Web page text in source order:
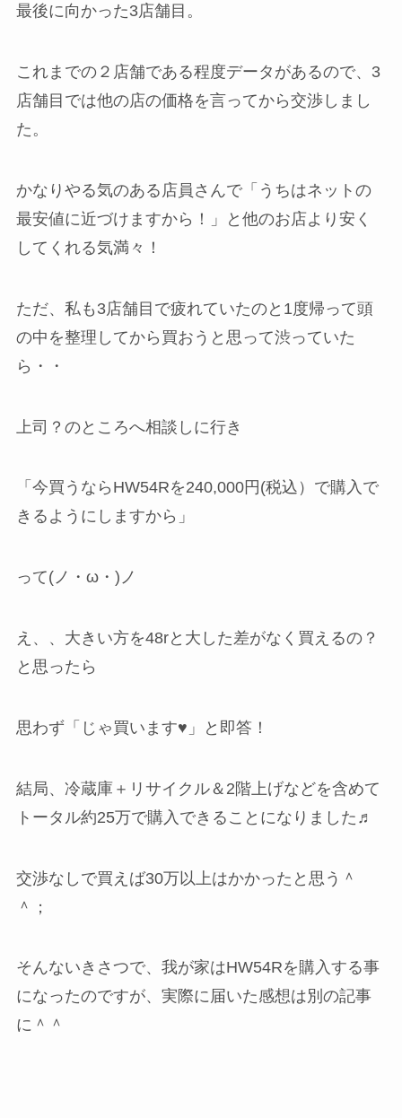
最後に向かった3店舗目。
これまでの２店舗である程度データがあるので、3
店舗目では他の店の価格を言ってから交渉しまし
た。
かなりやる気のある店員さんで「うちはネットの
最安値に近づけますから！」と他のお店より安く
してくれる気満々！
ただ、私も3店舗目で疲れていたのと1度帰って頭
の中を整理してから買おうと思って渋っていた
ら・・
上司？のところへ相談しに行き
「今買うならHW54Rを240,000円(税込）で購入で
きるようにしますから」
って(ノ・ω・)ノ
え、、大きい方を48rと大した差がなく買えるの？
と思ったら
思わず「じゃ買います♥」と即答！
結局、冷蔵庫＋リサイクル＆2階上げなどを含めて
トータル約25万で購入できることになりました♬
交渉なしで買えば30万以上はかかったと思う＾
＾；
そんないきさつで、我が家はHW54Rを購入する事
になったのですが、実際に届いた感想は別の記事
に＾＾